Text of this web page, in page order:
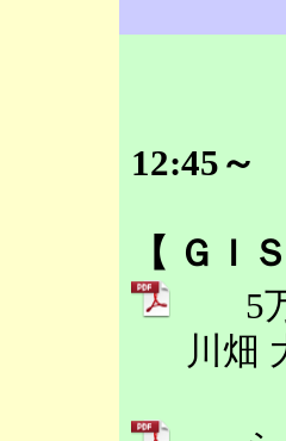
12:45
【 ＧＩ
5万
川畑